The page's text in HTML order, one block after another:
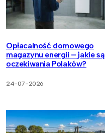
Opłacalność domowego
magazynu energii – jakie są
oczekiwania Polaków?
24-07-2026